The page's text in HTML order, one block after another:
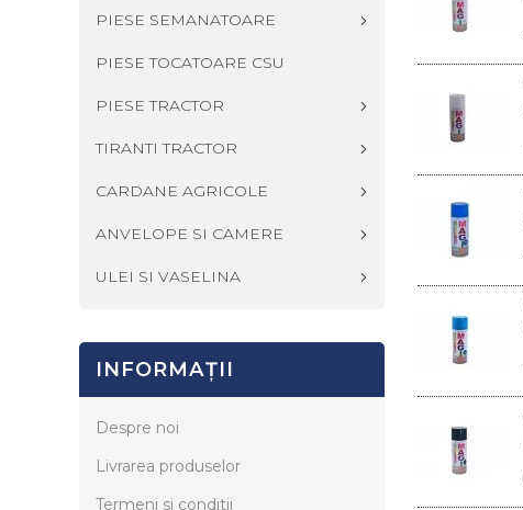
PIESE SEMANATOARE
PIESE TOCATOARE CSU
PIESE TRACTOR
TIRANTI TRACTOR
CARDANE AGRICOLE
ANVELOPE SI CAMERE
ULEI SI VASELINA
INFORMAŢII
Despre noi
Livrarea produselor
Termeni si conditii